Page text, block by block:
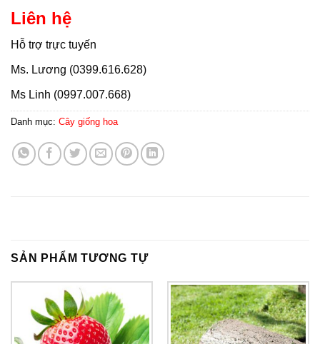
Liên hệ
Hỗ trợ trực tuyến
Ms. Lương (0399.616.628)
Ms Linh (0997.007.668)
Danh mục: Cây giống hoa
SẢN PHẨM TƯƠNG TỰ